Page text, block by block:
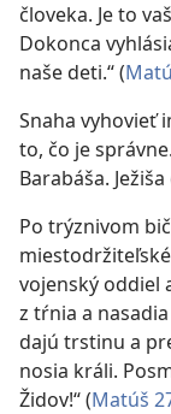
človeka. Je to
Dokonca
naše deti.“ (
Snaha vyhovieť
to, čo je
Barabáša.
Po trýznivom
vojenský oddiel
z tŕnia a
dajú trstinu a
nosia králi.
Židov!“ (Matúš